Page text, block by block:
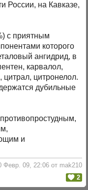
России, на Кавказе,
с приятным
которого
ангидрид, в
карвалол,
цитронелол.
дубильные
и
Февр. 09, 22:06 от mak210
2